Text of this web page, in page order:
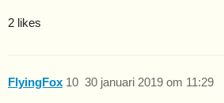
2 likes
FlyingFox 30 januari 2019 om 11:29
10